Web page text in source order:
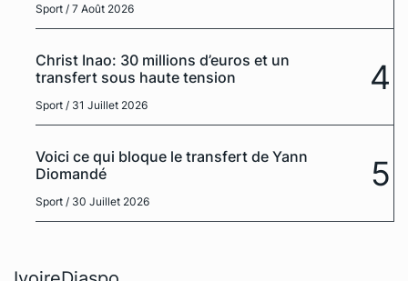
Sport / 7 Août 2026
Christ Inao: 30 millions d’euros et un
transfert sous haute tension
Sport / 31 Juillet 2026
4
Voici ce qui bloque le transfert de Yann
Diomandé
Sport / 30 Juillet 2026
5